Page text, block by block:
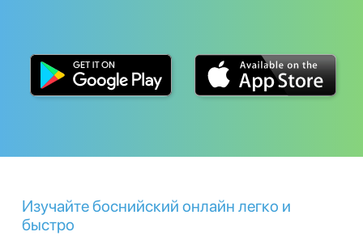
Изучайте боснийский онлайн легко и
быстро